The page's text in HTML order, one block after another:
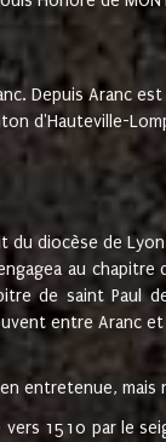
Depuis Aranc
d'Hauteville-
diocèse de
au
de saint Paul
entre Aranc
entretenue, mais
1510 par le